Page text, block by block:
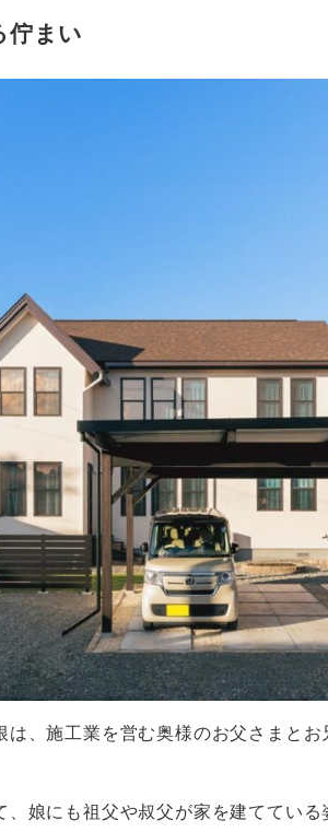
佇まい
、施工業を営む奥様のお父さまと
、娘にも祖父や叔父が家を建ててい